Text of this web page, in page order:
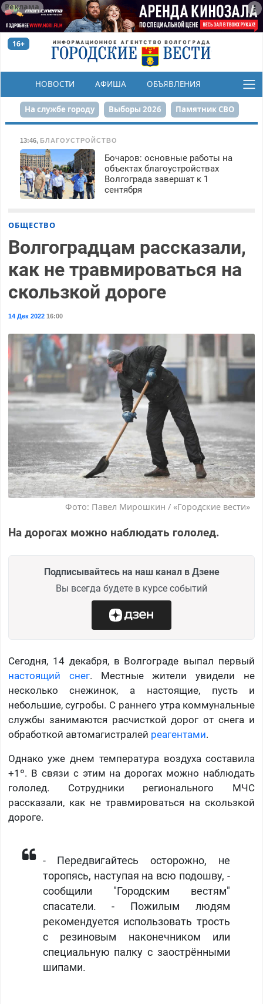
Реклама
16+
НОВОСТИ АФИША ОБЪЯВЛЕНИЯ
КОНКУРСЫ
На службе городу Выборы 2026 Памятник СВО
Сталинград в сердце
Набережная День Победы Реконструкция ЦПКиО
80-летие Победы Парк Героев-летчиков
13:46, БЛАГОУСТРОЙСТВО
Бочаров: основные работы на
объектах благоустройствах
Волгограда завершат к 1
сентября
ОБЩЕСТВО
Волгоградцам рассказали,
как не травмироваться на
скользкой дороге
14 Дек 202216:00
Фото: Павел Мирошкин / «Городские вести»
На дорогах можно наблюдать гололед.
Подписывайтесь на наш канал в Дзене
Вы всегда будете в курсе событий
Сегодня, 14 декабря, в Волгограде выпал первый
настоящий снег. Местные жители увидели не
несколько снежинок, а настоящие, пусть и
небольшие, сугробы. С раннего утракоммунальные
службы занимаются расчисткой дорог от снега и
обработкой автомагистралей реагентами.
Однако уже днем температура воздуха составила
+1º. В связи с этим на дорогах можно наблюдать
гололед. Сотрудники регионального МЧС
рассказали, как не травмироваться на скользкой
дороге.
- Передвигайтесь осторожно, не
торопясь, наступая на всю подошву, -
сообщили "Городским вестям"
спасатели. - Пожилым людям
рекомендуется использовать трость
с резиновым наконечником или
специальную палку с заострёнными
шипами.